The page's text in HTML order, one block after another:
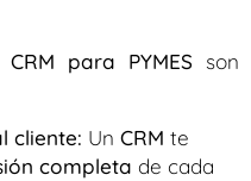
CRM para PYMES son
cliente: Un CRM te
completa de cada